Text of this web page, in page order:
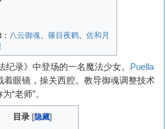
八云御魂、 篠目夜鹤、 佐和月
纪录》中登场的一名魔法少女。 Puella
着眼镜，操关西腔。教导御魂调整技术
“老师”。
目录